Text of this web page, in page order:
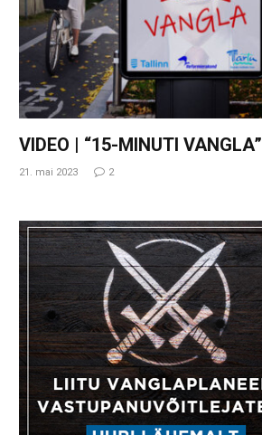
VIDEO | “15-MINUTI VANGLA”
21. mai 2023 2